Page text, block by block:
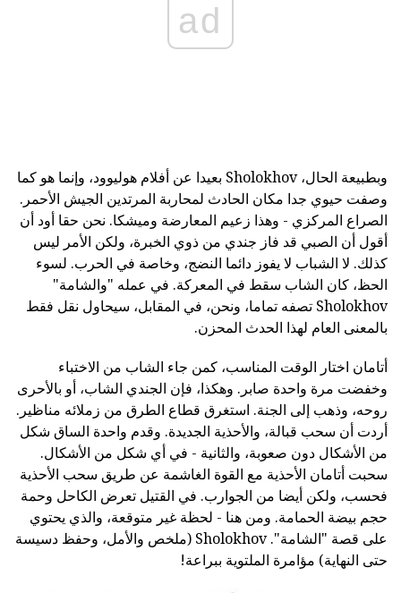
ad
وبطبيعة الحال، Sholokhov بعيدا عن أفلام هوليوود، وإنما هو كما
وصفت حيوي جدا مكان الحادث لمحاربة المرتدين الجيش الأحمر.
الصراع المركزي - وهذا زعيم المعارضة وميشكا. نحن حقا أود أن
أقول أن الصبي قد فاز جندي من ذوي الخبرة، ولكن الأمر ليس
كذلك. لا الشباب لا يفوز دائما النضج، وخاصة في الحرب. لسوء
الحظ، كان الشاب سقط في المعركة. في عمله "والشامة"
Sholokhov تصفه تماما، ونحن، في المقابل، سيحاول نقل فقط
بالمعنى العام لهذا الحدث المحزن.
أتامان اختار الوقت المناسب، كمن جاء الشاب من الاختباء
وخفضت مرة واحدة صابر. وهكذا، فإن الجندي الشاب، أو بالأحرى
روحه، وذهب إلى الجنة. استغرق قطاع الطرق من زملائه مناظير.
أردت أن سحب قبالة، والأحذية الجديدة. وقدم واحدة الساق شكل
من الأشكال دون صعوبة، والثانية - في أي شكل من الأشكال.
سحبت أتامان الأحذية مع القوة الغاشمة عن طريق سحب الأحذية
فحسب، ولكن أيضا من الجوارب. في القتيل تعرض الكاحل وحمة
حجم بيضة الحمامة. ومن هنا - لحظة غير متوقعة، والذي يحتوي
على قصة "الشامة". Sholokhov (ملخص والأمل، وحفظ دسيسة
حتى النهاية) مؤامرة الملتوية ببراعة!